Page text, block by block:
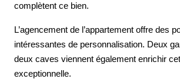
complètent ce bien.
L’agencement de l’appartement offre des
intéressantes de personnalisation. Deux
deux caves viennent également enrichir
exceptionnelle.